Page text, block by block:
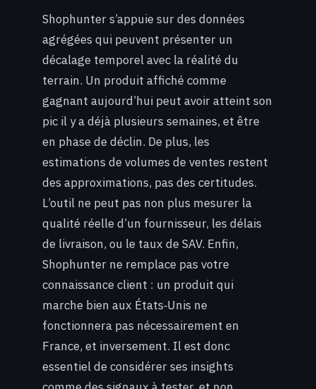
Shophunter s’appuie sur des données
agrégées qui peuvent présenter un
décalage temporel avec la réalité du
terrain. Un produit affiché comme
gagnant aujourd’hui peut avoir atteint son
pic il y a déjà plusieurs semaines, et être
en phase de déclin. De plus, les
estimations de volumes de ventes restent
des approximations, pas des certitudes.
L’outil ne peut pas non plus mesurer la
qualité réelle d’un fournisseur, les délais
de livraison, ou le taux de SAV. Enfin,
Shophunter ne remplace pas votre
connaissance client : un produit qui
marche bien aux États‑Unis ne
fonctionnera pas nécessairement en
France, et inversement. Il est donc
essentiel de considérer ses insights